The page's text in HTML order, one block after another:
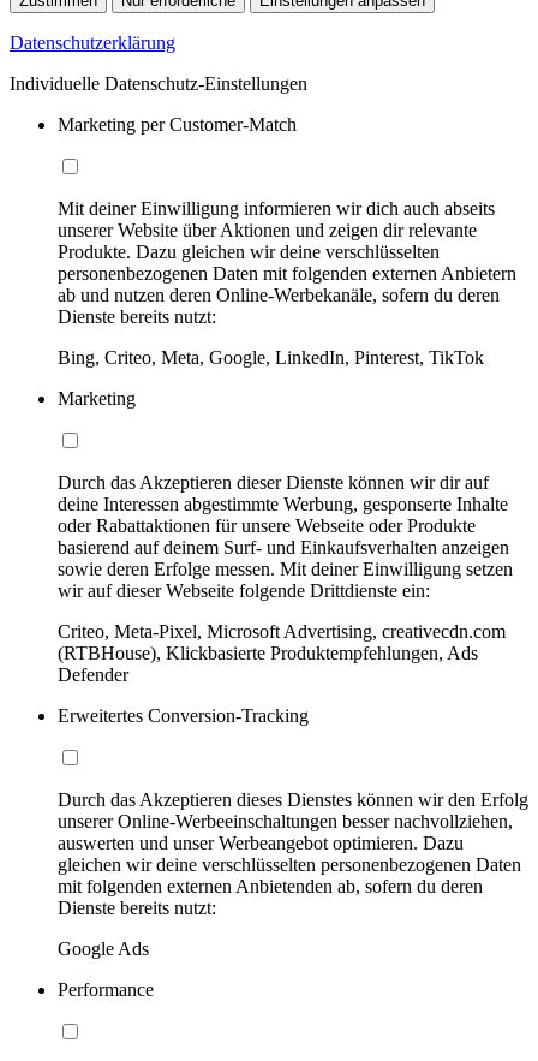
Datenschutzerklärung
Individuelle Datenschutz-Einstellungen
Marketing per Customer-Match
Mit deiner Einwilligung informieren wir dich auch abseits
unserer Website über Aktionen und zeigen dir relevante
Produkte. Dazu gleichen wir deine verschlüsselten
personenbezogenen Daten mit folgenden externen Anbietern
ab und nutzen deren Online-Werbekanäle, sofern du deren
Dienste bereits nutzt:
Bing, Criteo, Meta, Google, LinkedIn, Pinterest, TikTok
Marketing
Durch das Akzeptieren dieser Dienste können wir dir auf
deine Interessen abgestimmte Werbung, gesponserte Inhalte
oder Rabattaktionen für unsere Webseite oder Produkte
basierend auf deinem Surf- und Einkaufsverhalten anzeigen
sowie deren Erfolge messen. Mit deiner Einwilligung setzen
wir auf dieser Webseite folgende Drittdienste ein:
Criteo, Meta-Pixel, Microsoft Advertising, creativecdn.com
(RTBHouse), Klickbasierte Produktempfehlungen, Ads
Defender
Erweitertes Conversion-Tracking
Durch das Akzeptieren dieses Dienstes können wir den Erfolg
unserer Online-Werbeeinschaltungen besser nachvollziehen,
auswerten und unser Werbeangebot optimieren. Dazu
gleichen wir deine verschlüsselten personenbezogenen Daten
mit folgenden externen Anbietenden ab, sofern du deren
Dienste bereits nutzt:
Google Ads
Performance